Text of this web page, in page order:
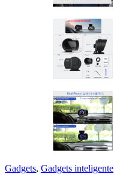
Gadgets, Gadgets inteligente